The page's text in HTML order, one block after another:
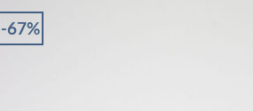
-67%